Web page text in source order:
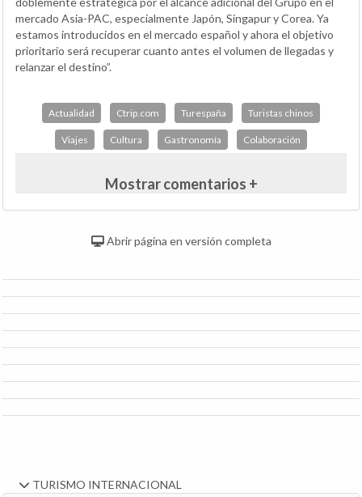
mercado Asia-PAC, especialmente Japón, Singapur y Corea. Ya
estamos introducidos en el mercado español y ahora el objetivo
prioritario será recuperar cuanto antes el volumen de llegadas y
relanzar el destino”.
Actualidad Ctrip.com Turespaña Turistas chinos
Viajes Cultura Gastronomía Colaboración
Mostrar comentarios +
Abrir página en versión completa
TURISMO INTERNACIONAL